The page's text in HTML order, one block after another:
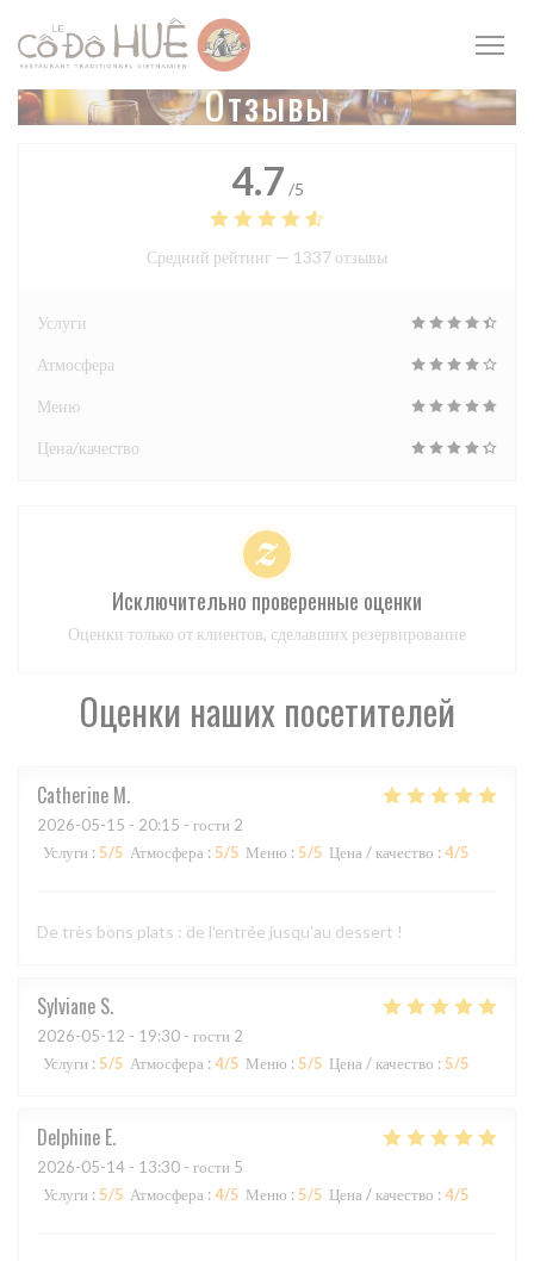
Панель управления cookies
Отзывы
Оценки наших посетителей
Catherine M
2026-05-15 - 20:15 - гости 2
Услуги : 5/5 Атмосфера : 5/5 Меню : 5/5 Цена / качество : 4/5
De très bons plats : de l'entrée jusqu'au dessert !
Sylviane S
2026-05-12 - 19:30 - гости 2
Услуги : 5/5 Атмосфера : 4/5 Меню : 5/5 Цена / качество : 5/5
Delphine E
2026-05-14 - 13:30 - гости 5
Услуги : 5/5 Атмосфера : 4/5 Меню : 5/5 Цена / качество : 4/5
4.7 /5
Средний рейтинг — 1337 отзывы
Услуги
Атмосфера
Меню
Цена/качество
Исключительно проверенные оценки
Оценки только от клиентов, сделавших резервирование